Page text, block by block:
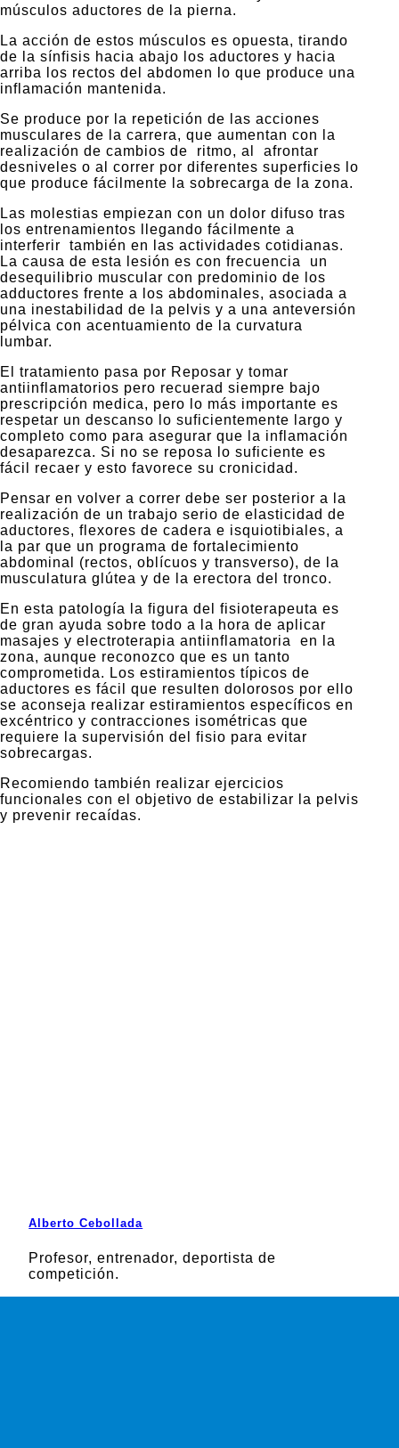
músculos aductores de la pierna.
La acción de estos músculos es opuesta, tirando
de la sínfisis hacia abajo los aductores y hacia
arriba los rectos del abdomen lo que produce una
inflamación mantenida.
Se produce por la repetición de las acciones
musculares de la carrera, que aumentan con la
realización de cambios de ritmo, al afrontar
desniveles o al correr por diferentes superficies lo
que produce fácilmente la sobrecarga de la zona.
Las molestias empiezan con un dolor difuso tras
los entrenamientos llegando fácilmente a
interferir también en las actividades cotidianas.
La causa de esta lesión es con frecuencia un
desequilibrio muscular con predominio de los
adductores frente a los abdominales, asociada a
una inestabilidad de la pelvis y a una anteversión
pélvica con acentuamiento de la curvatura
lumbar.
El tratamiento pasa por Reposar y tomar
antiinflamatorios pero recuerad siempre bajo
prescripción medica, pero lo más importante es
respetar un descanso lo suficientemente largo y
completo como para asegurar que la inflamación
desaparezca. Si no se reposa lo suficiente es
fácil recaer y esto favorece su cronicidad.
Pensar en volver a correr debe ser posterior a la
realización de un trabajo serio de elasticidad de
aductores, flexores de cadera e isquiotibiales, a
la par que un programa de fortalecimiento
abdominal (rectos, oblícuos y transverso), de la
musculatura glútea y de la erectora del tronco.
En esta patología la figura del fisioterapeuta es
de gran ayuda sobre todo a la hora de aplicar
masajes y electroterapia antiinflamatoria en la
zona, aunque reconozco que es un tanto
comprometida. Los estiramientos típicos de
aductores es fácil que resulten dolorosos por ello
se aconseja realizar estiramientos específicos en
excéntrico y contracciones isométricas que
requiere la supervisión del fisio para evitar
sobrecargas.
Recomiendo también realizar ejercicios
funcionales con el objetivo de estabilizar la pelvis
y prevenir recaídas.
Alberto Cebollada
Profesor, entrenador, deportista de
competición.